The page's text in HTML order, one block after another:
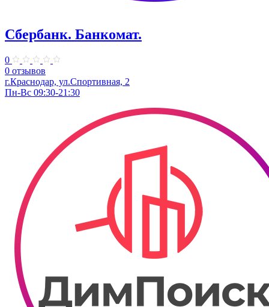
Сбербанк. Банкомат.
0
0 отзывов
г.Краснодар, ул.​Спортивная, 2
Пн-Вс 09:30-21:30